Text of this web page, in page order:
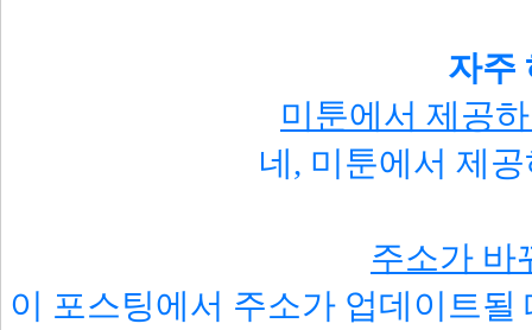
자주
미툰에서 제공
네, 미툰에서 제
주소가 바
이 포스팅에서 주소가 업데이트